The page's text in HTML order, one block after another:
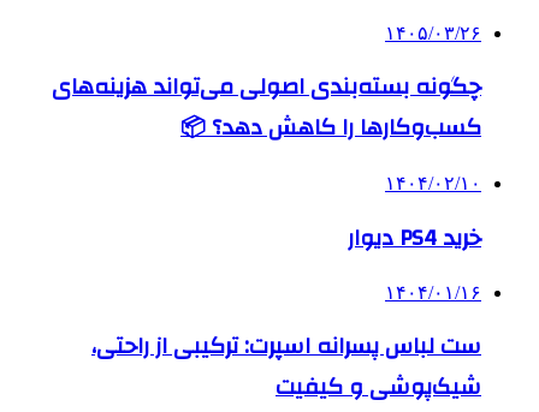
۱۴۰۵/۰۳/۲۶
چگونه بسته‌بندی اصولی می‌تواند هزینه‌های
کسب‌وکارها را کاهش دهد؟ 📦
۱۴۰۴/۰۲/۱۰
خرید PS4 دیوار
۱۴۰۴/۰۱/۱۶
ست لباس پسرانه اسپرت: ترکیبی از راحتی،
شیک‌پوشی و کیفیت